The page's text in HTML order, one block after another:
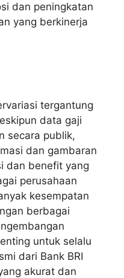
dan peningkatan
yang berkinerja
tergantung
data gaji
secara publik,
dan gambaran
dan benefit yang
perusahaan
kesempatan
berbagai
untuk selalu
dari Bank BRI
akurat dan